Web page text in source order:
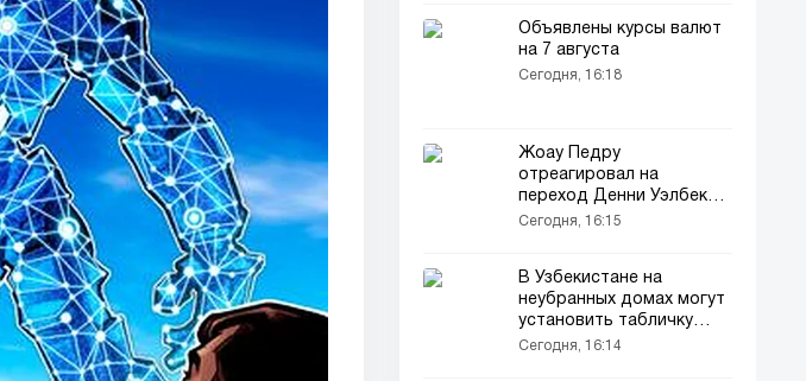
Объявлены курсы валют
на 7 августа
Сегодня, 16:18
Жоау Педру
отреагировал на
переход Денни Уэлбека в
«Челси»
Сегодня, 16:15
В Узбекистане на
неубранных домах могут
установить табличку
«Позорный дом»
Сегодня, 16:14